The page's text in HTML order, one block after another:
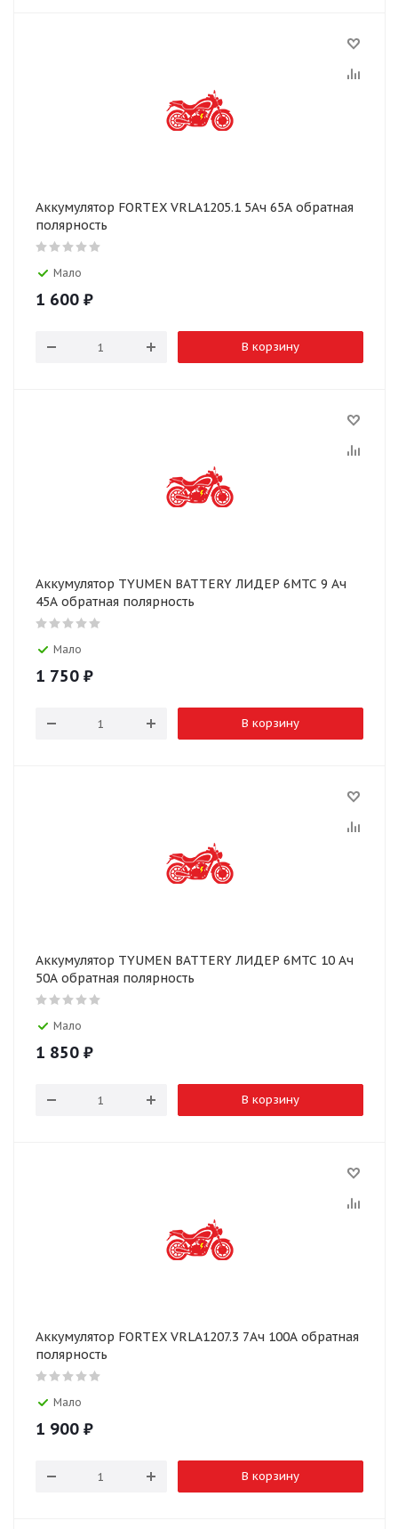
Аккумулятор FORTEX VRLA1205.1 5Ач 65А обратная
полярность
Мало
1 600 ₽
В корзину
Аккумулятор TYUMEN BATTERY ЛИДЕР 6МТС 9 Ач
45А обратная полярность
Мало
1 750 ₽
В корзину
Аккумулятор TYUMEN BATTERY ЛИДЕР 6МТС 10 Ач
50А обратная полярность
Мало
1 850 ₽
В корзину
Аккумулятор FORTEX VRLA1207.3 7Ач 100А обратная
полярность
Мало
1 900 ₽
В корзину